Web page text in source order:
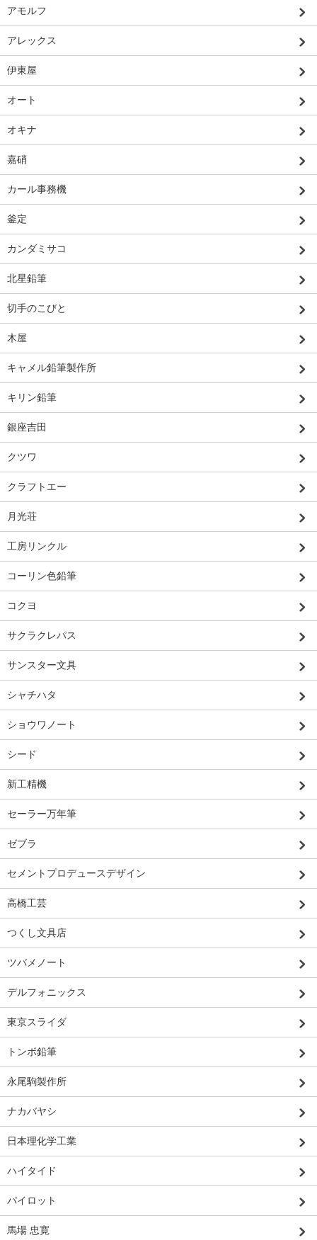
アモルフ
アレックス
伊東屋
オート
オキナ
嘉硝
カール事務機
釜定
カンダミサコ
北星鉛筆
切手のこびと
木屋
キャメル鉛筆製作所
キリン鉛筆
銀座吉田
クツワ
クラフトエー
月光荘
工房リンクル
コーリン色鉛筆
コクヨ
サクラクレパス
サンスター文具
シャチハタ
ショウワノート
シード
新工精機
セーラー万年筆
ゼブラ
セメントプロデュースデザイン
高橋工芸
つくし文具店
ツバメノート
デルフォニックス
東京スライダ
トンボ鉛筆
永尾駒製作所
ナカバヤシ
日本理化学工業
ハイタイド
パイロット
馬場 忠寛